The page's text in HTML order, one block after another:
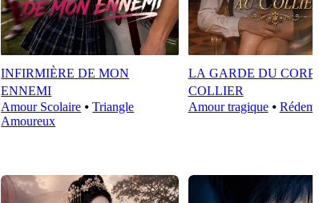
INFIRMIÈRE DE MON
ENNEMI
Amour Scolaire ⦁Triangle
Amoureux
LA GARDE DU
COLLIER
Amour tragique⦁